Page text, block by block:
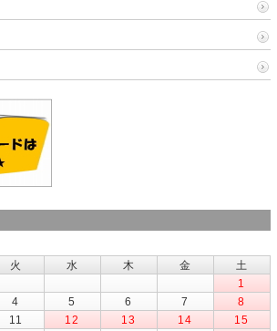
火 水 木 金
土
1
4 5 6 7
8
11 12 13 14
15